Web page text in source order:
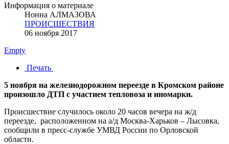
Информация о материале
Нонна АЛМАЗОВА
ПРОИСШЕСТВИЯ
06 ноября 2017
Empty
Печать
5 ноября на железнодорожном переезде в Кромском районе
произошло ДТП с участием тепловоза и иномарки.
Происшествие случилось около 20 часов вечера на ж/д
переезде, расположенном на а/д Москва-Харьков – Лысовка,
сообщили в пресс-службе УМВД России по Орловской
области.